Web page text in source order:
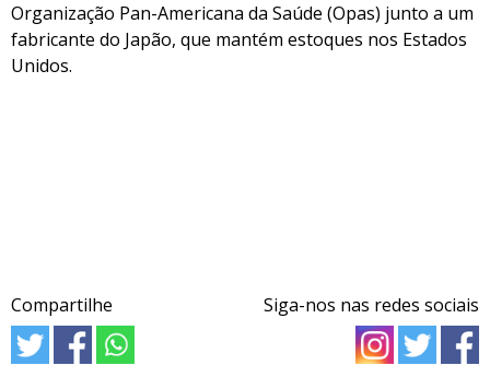
Organização Pan-Americana da Saúde (Opas) junto a um
fabricante do Japão, que mantém estoques nos Estados
Unidos.
Compartilhe Siga-nos nas redes sociais